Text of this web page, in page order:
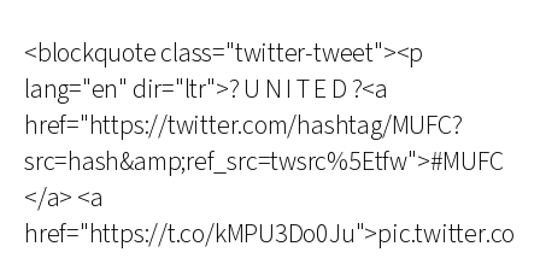
<blockquote class="twitter-tweet"><p
lang="en" dir="ltr">? U N I T E D ?<a
href="https://twitter.com/hashtag/MUFC?
src=hash&amp;ref_src=twsrc%5Etfw">#MUFC
</a> <a
href="https://t.co/kMPU3Do0Ju">pic.twitter.co